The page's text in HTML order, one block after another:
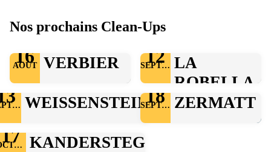
Nos prochains Clean-Ups
16
AOÛT VERBIER 12SEPTEMBRE LA
ROBELLA
SEPTEMBRE WEISSENSTEIN18SEPTEMBRE ZERMATT
17
OCTOBRE KANDERSTEG